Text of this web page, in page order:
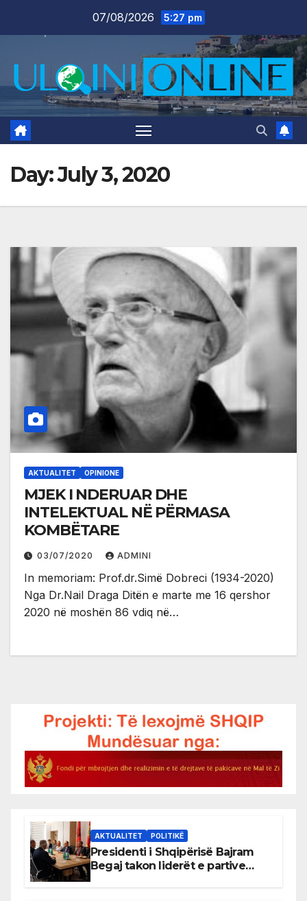
07/08/2026 5:27 pm
Day:July 3, 2020
AKTUALITET OPINIONE
MJEK I NDERUAR DHE
INTELEKTUAL NË PËRMASA
KOMBËTARE
03/07/2020 ADMINI
In memoriam: Prof.dr.Simë Dobreci (1934-2020)
Nga Dr.Nail Draga Ditën e marte me 16 qershor
2020 në moshën 86 vdiq në…
AKTUALITET POLITIKË
Presidenti i Shqipërisë Bajram
Begaj takon liderët e partive